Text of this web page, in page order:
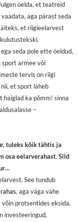
öelda, et teatreid
aga pärast seda
et riigieelarvest
seda pole ette öeldud,
sport armee või
tervis on riigi
et sport läheb
ka põmm! sinna
–
tuleks kõik tähtis ja
osa eelarverahast. Sild
See tundub
, aga väga vähe
protsentides eksida,
investeeringud,